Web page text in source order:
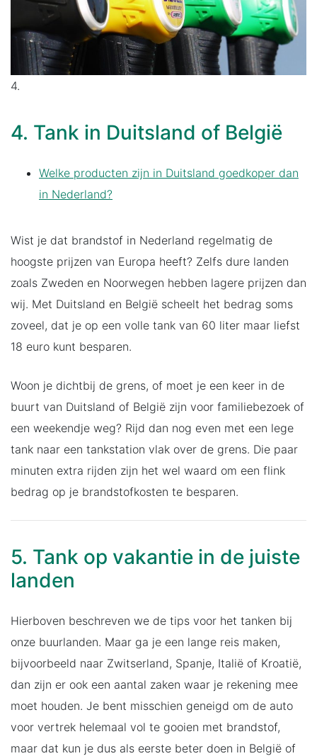
4.
4. Tank in Duitsland of België
Welke producten zijn in Duitsland goedkoper dan
in Nederland?
Wist je dat brandstof in Nederland regelmatig de
hoogste prijzen van Europa heeft? Zelfs dure landen
zoals Zweden en Noorwegen hebben lagere prijzen dan
wij. Met Duitsland en België scheelt het bedrag soms
zoveel, dat je op een volle tank van 60 liter maar liefst
18 euro kunt besparen.
Woon je dichtbij de grens, of moet je een keer in de
buurt van Duitsland of België zijn voor familiebezoek of
een weekendje weg? Rijd dan nog even met een lege
tank naar een tankstation vlak over de grens. Die paar
minuten extra rijden zijn het wel waard om een flink
bedrag op je brandstofkosten te besparen.
5. Tank op vakantie in de juiste
landen
Hierboven beschreven we de tips voor het tanken bij
onze buurlanden. Maar ga je een lange reis maken,
bijvoorbeeld naar Zwitserland, Spanje, Italië of Kroatië,
dan zijn er ook een aantal zaken waar je rekening mee
moet houden. Je bent misschien geneigd om de auto
voor vertrek helemaal vol te gooien met brandstof,
maar dat kun je dus als eerste beter doen in België of